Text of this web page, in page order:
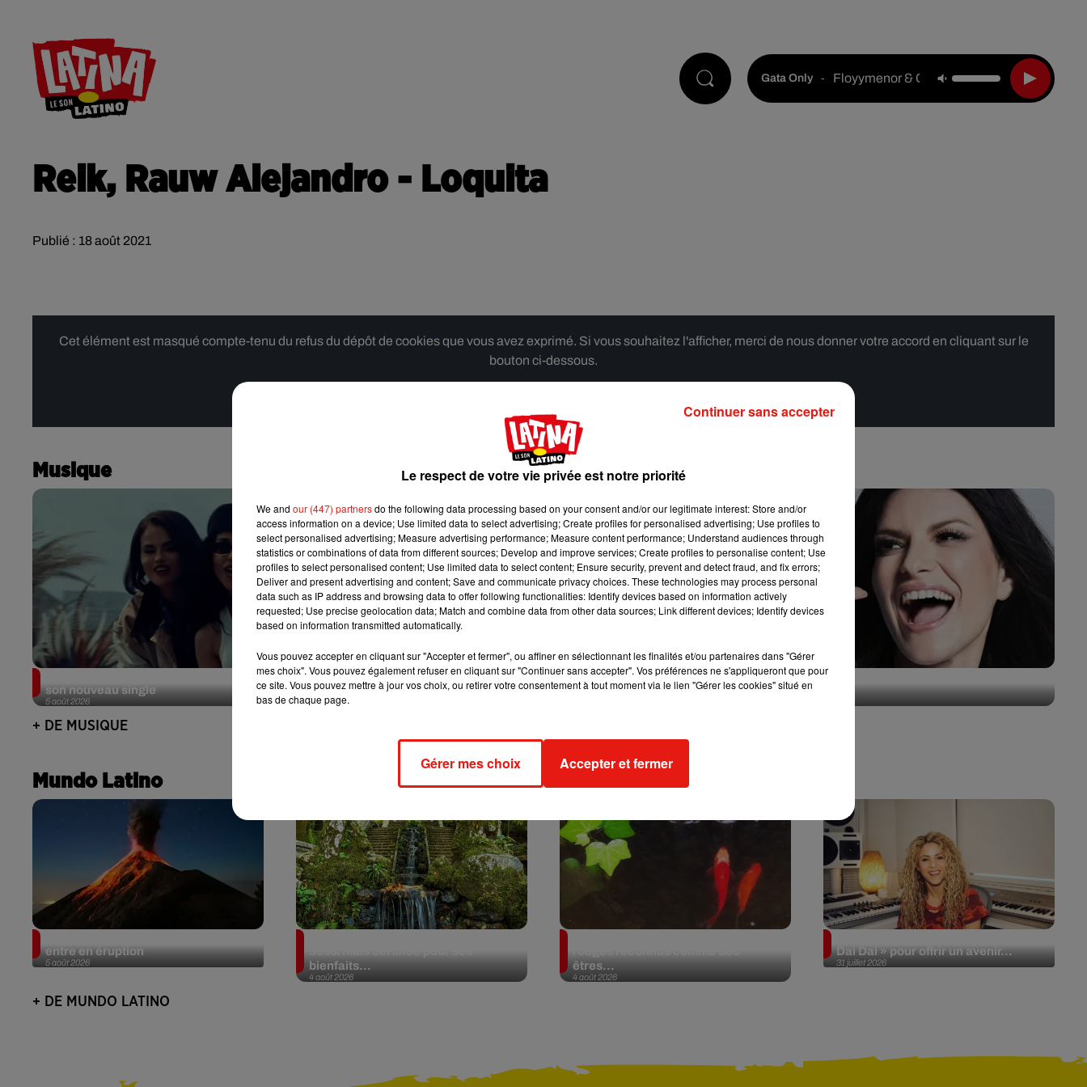
Gata Only - Floyymenor & Cris Mj
Reik, Rauw Alejandro - Loquita
Publié : 18 août 2021
Cet élément est masqué compte-tenu du refus du dépôt de cookies que vous avez exprimé. Si vous souhaitez l'afficher, merci de nous donner votre accord en cliquant sur le
bouton ci-dessous.
Musique
5 août 2026
Benny Blanco invite Selena Gomez et Becky G sur
son nouveau single
31 juillet 2026
Escapade à Guadalajara
Laura Pausini : retour confirmé à l'Accor Arena de
Paris
+ DE MUSIQUE
Mundo Latino
5 août 2026
entre en éruption
4 août 2026
bienfaits...
4 août 2026
êtres...
31 juillet 2026
Dai Dai » pour offrir un avenir...
+ DE MUNDO LATINO
Le respect de votre vie privée est notre priorité
We and our (447) partnersdo the following data processing based on your consent and/or our legitimate interest: Store and/or
access information on a device; Use limited data to select advertising; Create profiles for personalised advertising; Use profiles to
select personalised advertising; Measure advertising performance; Measure content performance; Understand audiences through
statistics or combinations of data from different sources; Develop and improve services; Create profiles to personalise content; Use
profiles to select personalised content; Use limited data to select content; Ensure security, prevent and detect fraud, and fix errors;
Deliver and present advertising and content; Save and communicate privacy choices. These technologies may process personal
data such as IP address and browsing data to offer following functionalities: Identify devices based on information actively
requested; Use precise geolocation data; Match and combine data from other data sources; Link different devices; Identify devices
based on information transmitted automatically.
Vous pouvez accepter en cliquant sur "Accepter et fermer", ou affiner en sélectionnant les finalités et/ou partenaires dans "Gérer
mes choix". Vous pouvez également refuser en cliquant sur "Continuer sans accepter". Vos préférences ne s'appliqueront que pour
ce site. Vous pouvez mettre à jour vos choix, ou retirer votre consentement à tout moment via le lien "Gérer les cookies" situé en
bas de chaque page.
Gérer mes choix Accepter et fermer
Continuer sans accepter